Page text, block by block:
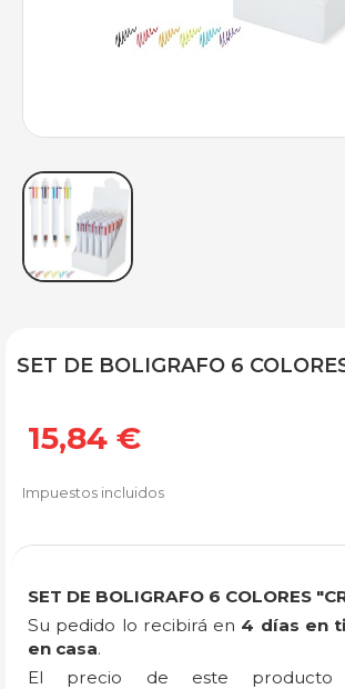
SET DE BOLIGRAFO 6
15,84 €
Impuestos incluidos
SET DE BOLIGRAFO 6 COLORES
Su pedido lo recibirá en 4 días en
en casa.
El precio de este